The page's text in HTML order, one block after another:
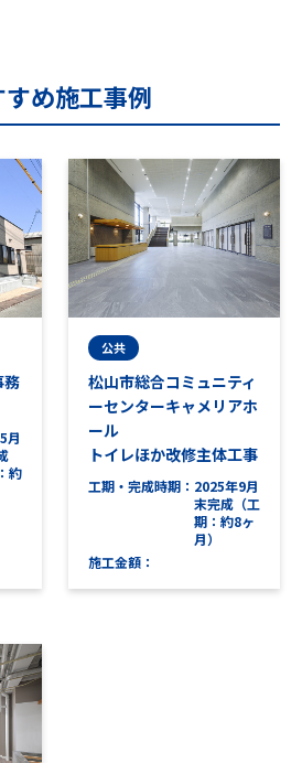
すめ施工事例
務
月
約
公共
松山市総合コミュニティ
ーセンターキャメリアホ
ール
トイレほか改修主体工事
工期・完成時期
2025年9月
末完成（工
期：約8ヶ
月）
施工金額